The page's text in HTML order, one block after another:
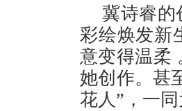
冀诗睿的
彩绘焕发新
意变得温柔
她创作。甚
花人”，一同